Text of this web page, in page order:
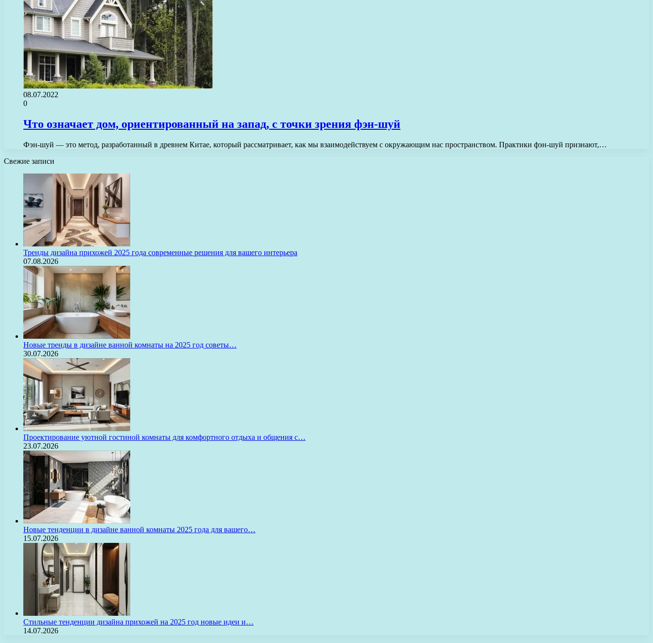
08.07.2022
0
Что означает дом, ориентированный на запад, с точки зрения фэн-шуй
Фэн-шуй — это метод, разработанный в древнем Китае, который рассматривает, как мы взаимодействуем с окружающим нас пространством. Практики фэн-шуй признают,…
Свежие записи
Тренды дизайна прихожей 2025 года современные решения для вашего интерьера
07.08.2026
Новые тренды в дизайне ванной комнаты на 2025 год советы…
30.07.2026
Проектирование уютной гостиной комнаты для комфортного отдыха и общения с…
23.07.2026
Новые тенденции в дизайне ванной комнаты 2025 года для вашего…
15.07.2026
Стильные тенденции дизайна прихожей на 2025 год новые идеи и…
14.07.2026